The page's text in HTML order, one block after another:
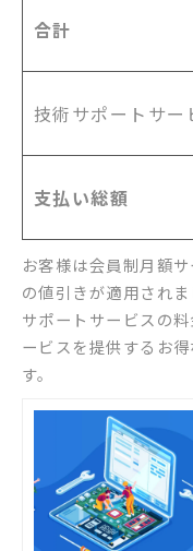
合計
技術サポートサー
支払い総額
お客様は会員制月額
の値引きが適用され
サポートサービスの
ービスを提供するお
す。